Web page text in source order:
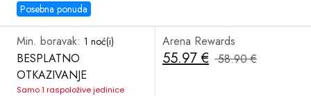
Posebna ponuda
Min. boravak: 1 noć(i)
BESPLATNO
OTKAZIVANJE
Samo 1 raspoložive jedinice
Arena Rewards
55.97 € 58.90 €